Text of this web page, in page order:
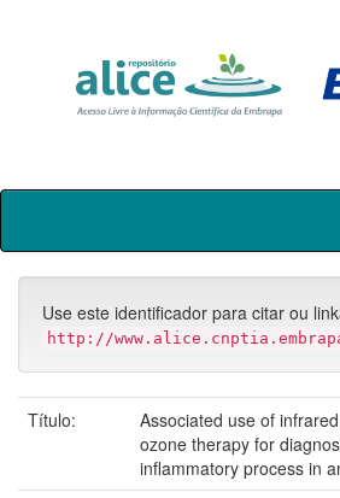
Skip
Use este identificador para citar ou
http://
Título:
Associated use of
ozone therapy for
inflammatory process in